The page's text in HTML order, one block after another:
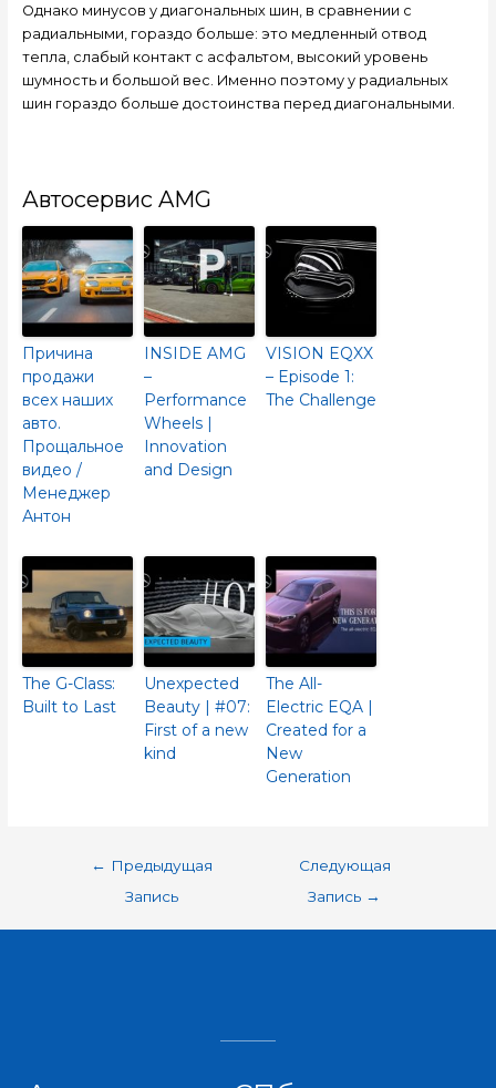
Однако минусов у диагональных шин, в сравнении с
радиальными, гораздо больше: это медленный отвод
тепла, слабый контакт с асфальтом, высокий уровень
шумность и большой вес. Именно поэтому у радиальных
шин гораздо больше достоинства перед диагональными.
Автосервис AMG
Причина
продажи
всех наших
авто.
Прощальное
видео /
Менеджер
Антон
INSIDE AMG
–
Performance
Wheels |
Innovation
and Design
VISION EQXX
– Episode 1:
The Challenge
The G-Class:
Built to Last
Unexpected
Beauty | #07:
First of a new
kind
The All-
Electric EQA |
Created for a
New
Generation
← Предыдущая
Запись
Следующая
Запись →